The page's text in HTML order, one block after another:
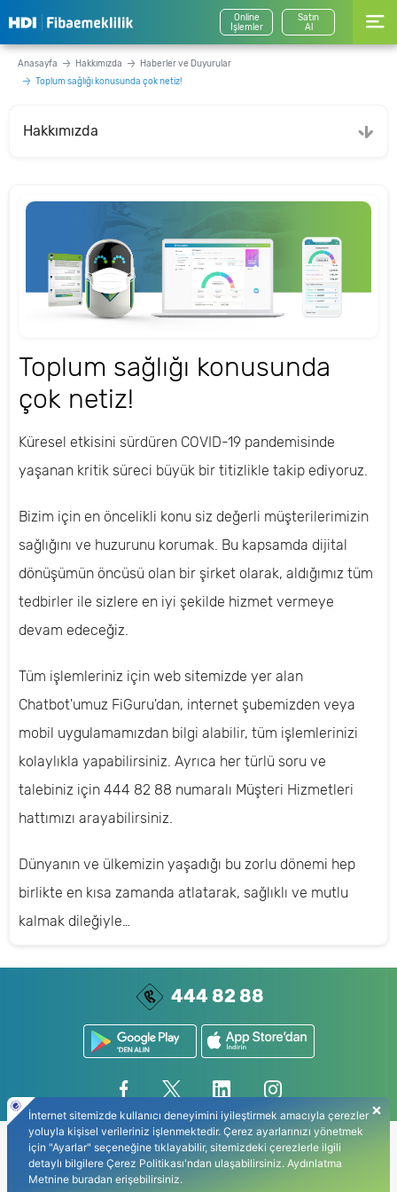
Online
İşlemler
Satın
Al
Anasayfa Hakkımızda
Haberler ve Duyurular
Toplum sağlığı konusunda çok netiz!
Hakkımızda
Toplum sağlığı konusunda
çok netiz!
Küresel etkisini sürdüren COVID-19 pandemisinde
yaşanan kritik süreci büyük bir titizlikle takip ediyoruz.
Bizim için en öncelikli konu siz değerli müşterilerimizin
sağlığını ve huzurunu korumak. Bu kapsamda dijital
dönüşümün öncüsü olan bir şirket olarak, aldığımız tüm
tedbirler ile sizlere en iyi şekilde hizmet vermeye
devam edeceğiz.
Tüm işlemleriniz için web sitemizde yer alan
Chatbot'umuz FiGuru'dan, internet şubemizden veya
mobil uygulamamızdan bilgi alabilir, tüm işlemlerinizi
kolaylıkla yapabilirsiniz. Ayrıca her türlü soru ve
talebiniz için 444 82 88 numaralı Müşteri Hizmetleri
hattımızı arayabilirsiniz.
Dünyanın ve ülkemizin yaşadığı bu zorlu dönemi hep
birlikte en kısa zamanda atlatarak, sağlıklı ve mutlu
kalmak dileğiyle…
444 82 88
Gizlilik Politikası Kişisel Verilerin Korunması Kullanıcı Sözleşmesi Bilgi Toplumu Hizmetleri